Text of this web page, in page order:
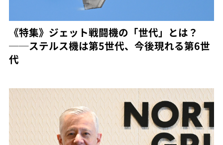
《特集》ジェット戦闘機の「世代」とは？
──ステルス機は第5世代、今後現れる第6世
代